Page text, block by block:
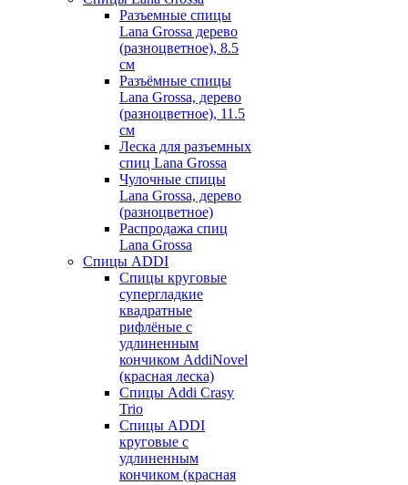
Разъемные спицы
Lana Grossa дерево
(разноцветное), 8.5
см
Разъёмные спицы
Lana Grossa, дерево
(разноцветное), 11.5
см
Леска для разъемных
спиц Lana Grossa
Чулочные спицы
Lana Grossa, дерево
(разноцветное)
Распродажа спиц
Lana Grossa
Спицы ADDI
Спицы круговые
супергладкие
квадратные
рифлёные с
удлиненным
кончиком AddiNovel
(красная леска)
Спицы Addi Crasy
Trio
Спицы ADDI
круговые с
удлиненным
кончиком (красная